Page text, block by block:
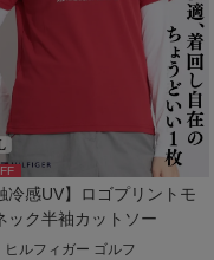
冷感UV】ロゴプリントモ
ック半袖カットソー
ヒルフィガー ゴルフ